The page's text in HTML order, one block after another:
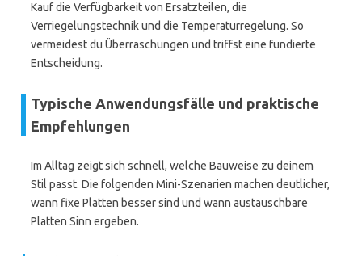
Kauf die Verfügbarkeit von Ersatzteilen, die
Verriegelungstechnik und die Temperaturregelung. So
vermeidest du Überraschungen und triffst eine fundierte
Entscheidung.
Typische Anwendungsfälle und praktische
Empfehlungen
Im Alltag zeigt sich schnell, welche Bauweise zu deinem
Stil passt. Die folgenden Mini-Szenarien machen deutlicher,
wann fixe Platten besser sind und wann austauschbare
Platten Sinn ergeben.